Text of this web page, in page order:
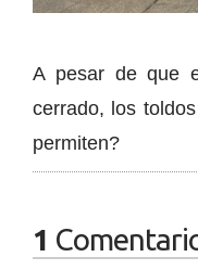
A pesar de que
cerrado, los
permiten?
1